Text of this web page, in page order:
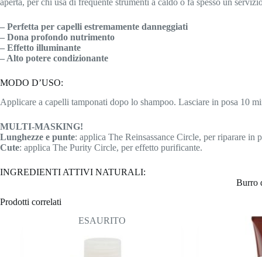
aperta, per chi usa di frequente strumenti a caldo o fa spesso un
– Perfetta per capelli estremamente danneggiati
– Dona profondo nutrimento
– Effetto illuminante
– Alto potere condizionante
MODO D’USO:
Applicare a capelli tamponati dopo lo shampoo. Lasciare in posa 10
MULTI-MASKING!
Lunghezze e punte: applica The Reinsassance Circle, per riparare in
Cute: applica The Purity Circle, per effetto purificante.
INGREDIENTI ATTIVI
Burro di Babassu –
Prodotti correlati
ESAURITO